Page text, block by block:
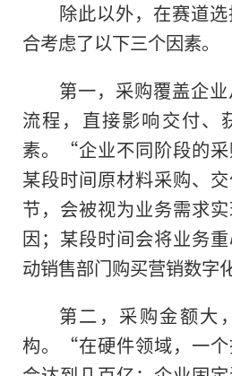
除此以外，在赛道
合考虑了以下三个因素。
第一，采购覆盖企
流程，直接影响交付、
素。“企业不同阶段的
某段时间原材料采购、
节，会被视为业务需求
因；某段时间会将业务
动销售部门购买营销数字
第二，采购金额大
构。“在硬件领域，一